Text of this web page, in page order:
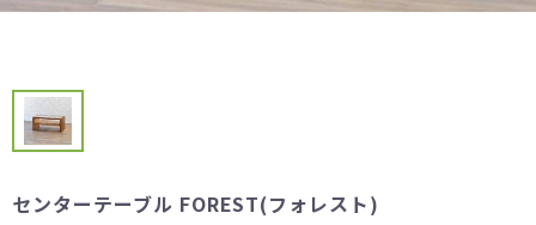
センターテーブル FOREST(フォレスト)